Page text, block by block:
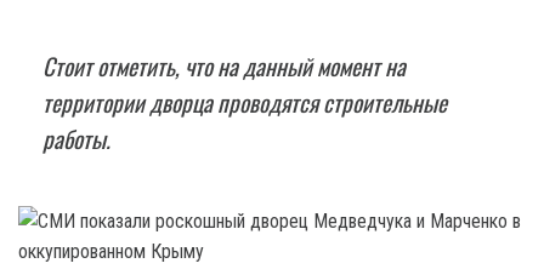
Стоит отметить, что на данный момент на
территории дворца проводятся строительные
работы.